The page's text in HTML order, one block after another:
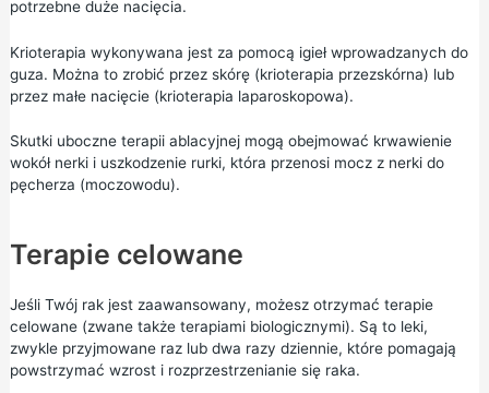
potrzebne duże nacięcia.
Krioterapia wykonywana jest za pomocą igieł wprowadzanych do
guza. Można to zrobić przez skórę (krioterapia przezskórna) lub
przez małe nacięcie (krioterapia laparoskopowa).
Skutki uboczne terapii ablacyjnej mogą obejmować krwawienie
wokół nerki i uszkodzenie rurki, która przenosi mocz z nerki do
pęcherza (moczowodu).
Terapie celowane
Jeśli Twój rak jest zaawansowany, możesz otrzymać terapie
celowane (zwane także terapiami biologicznymi). Są to leki,
zwykle przyjmowane raz lub dwa razy dziennie, które pomagają
powstrzymać wzrost i rozprzestrzenianie się raka.